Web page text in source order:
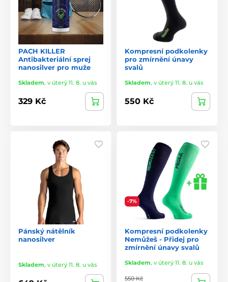
PACH KILLER
Antibakteriální sprej
nanosilver pro muže
Skladem, v úterý 11. 8. u vás
329 Kč
Kompresní podkolenky
pro zmírnění únavy
svalů
Skladem, v úterý 11. 8. u vás
550 Kč
Pánský nátělník
nanosilver
Skladem, v úterý 11. 8. u vás
-7%
Kompresní podkolenky
Nemůžeš - Přidej pro
zmírnění únavy svalů
Skladem, v úterý 11. 8. u vás
550 Kč